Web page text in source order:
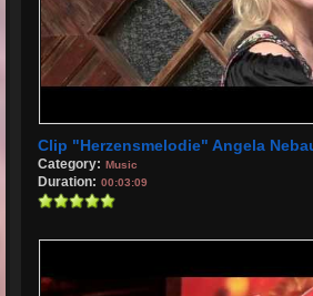
Clip "Herzensmelodie" Angela
Category: Music
Duration: 00:03:09